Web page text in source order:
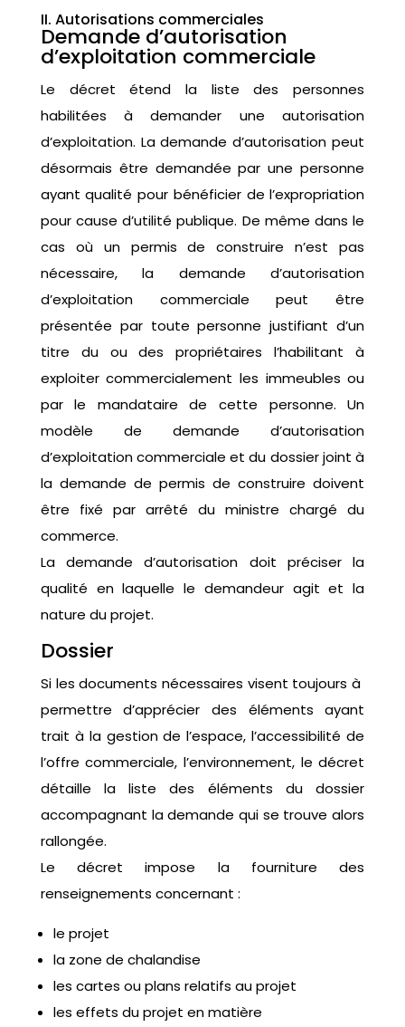
II. Autorisations commerciales
Demande d’autorisation
d’exploitation commerciale
Le décret étend la liste des personnes
habilitées à demander une autorisation
d’exploitation. La demande d’autorisation peut
désormais être demandée par une personne
ayant qualité pour bénéficier de l’expropriation
pour cause d’utilité publique. De même dans le
cas où un permis de construire n’est pas
nécessaire, la demande d’autorisation
d’exploitation commerciale peut être
présentée par toute personne justifiant d’un
titre du ou des propriétaires l’habilitant à
exploiter commercialement les immeubles ou
par le mandataire de cette personne. Un
modèle de demande d’autorisation
d’exploitation commerciale et du dossier joint à
la demande de permis de construire doivent
être fixé par arrêté du ministre chargé du
commerce.
La demande d’autorisation doit préciser la
qualité en laquelle le demandeur agit et la
nature du projet.
Dossier
Si les documents nécessaires visent toujours à
permettre d’apprécier des éléments ayant
trait à la gestion de l’espace, l’accessibilité de
l’offre commerciale, l’environnement, le décret
détaille la liste des éléments du dossier
accompagnant la demande qui se trouve alors
rallongée.
Le décret impose la fourniture des
renseignements concernant :
le projet
la zone de chalandise
les cartes ou plans relatifs au projet
les effets du projet en matière